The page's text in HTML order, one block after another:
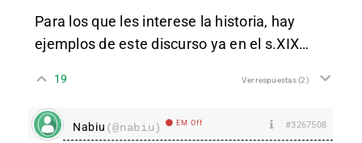
Para los que les interese la historia, hay
ejemplos de este discurso ya en el s.XIX…
19 Ver respuestas(2)
Nabiu (@nabiu) EM Off #3267508